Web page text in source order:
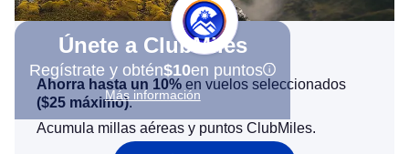
Únete a ClubMiles
Regístrate y obtén$10en puntos
Más información
Ahorra hasta un 10% en vuelos seleccionados
($25 máximo).
Acumula millas aéreas y puntos ClubMiles.